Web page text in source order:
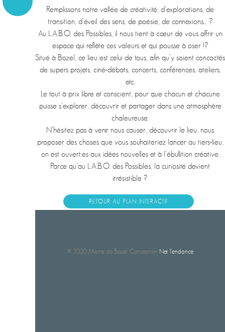
Remplissons notre vallée de créativité, d’explorations, de
transition, d’éveil des sens, de poésie, de connexions… ?
Au L.A.B.O. des Possibles, il nous tient à cœur de vous offrir un
espace qui reflète ces valeurs et qui pousse à oser !?
Situé à Bozel, ce lieu est celui de tous, afin qu’y soient concoctés
de supers projets, ciné-débats, concerts, conférences, ateliers,
etc.
Le tout à prix libre et conscient, pour que chacun et chacune
puisse s’explorer, découvrir et partager dans une atmosphère
chaleureuse.
N’hésitez pas à venir nous causer, découvrir le lieu, nous
proposer des choses que vous souhaiteriez lancer au tiers-lieu,
on est ouvert.es aux idées nouvelles et à l’ébullition créative.
Parce qu’au L.A.B.O. des Possibles, la curiosité devient
irrésistible ?
RETOUR AU PLAN INTERACTIF
© 2020 Mairie de Bozel. Conception Net Tendance